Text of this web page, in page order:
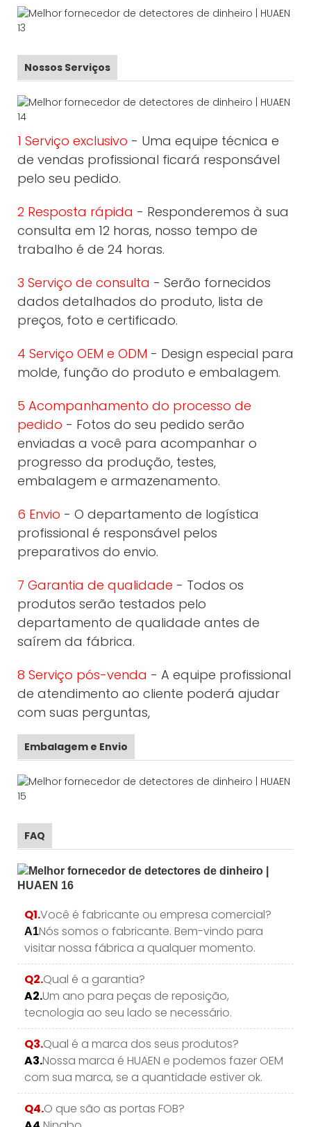
Nossos Serviços
1 Serviço exclusivo - Uma equipe técnica e
de vendas profissional ficará responsável
pelo seu pedido.
2 Resposta rápida - Responderemos à sua
consulta em 12 horas, nosso tempo de
trabalho é de 24 horas.
3 Serviço de consulta - Serão fornecidos
dados detalhados do produto, lista de
preços, foto e certificado.
4 Serviço OEM e ODM - Design especial para
molde, função do produto e embalagem.
5 Acompanhamento do processo de
pedido - Fotos do seu pedido serão
enviadas a você para acompanhar o
progresso da produção, testes,
embalagem e armazenamento.
6 Envio - O departamento de logística
profissional é responsável pelos
preparativos do envio.
7 Garantia de qualidade - Todos os
produtos serão testados pelo
departamento de qualidade antes de
saírem da fábrica.
8 Serviço pós-venda - A equipe profissional
de atendimento ao cliente poderá ajudar
com suas perguntas,
Embalagem e Envio
FAQ
Q1.Você é fabricante ou empresa comercial?
A1Nós somos o fabricante. Bem-vindo para
visitar nossa fábrica a qualquer momento.
Q2.Qual é a garantia?
A2.Um ano para peças de reposição,
tecnologia ao seu lado se necessário.
Q3.Qual é a marca dos seus produtos?
A3.Nossa marca é HUAEN e podemos fazer OEM
com sua marca, se a quantidade estiver ok.
Q4.O que são as portas FOB?